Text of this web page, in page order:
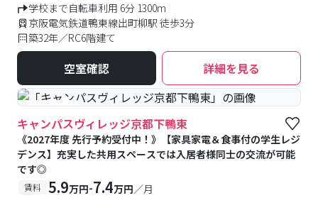
学校まで自転車利用 6分 1300m
京阪電気鉄道鴨東線出町柳駅 徒歩3分
築32年／RC6階建て
空室確認 詳細を見る
#食事付き
キャンパスヴィレッジ京都下鴨東
《2027年度 先行予約受付中！》【家具家電＆食事付の学生レジ
デンス】充実した共用スペースでは入居者様同士の交流が可能
です◎
賃料 5.9万円-7.4万円／月